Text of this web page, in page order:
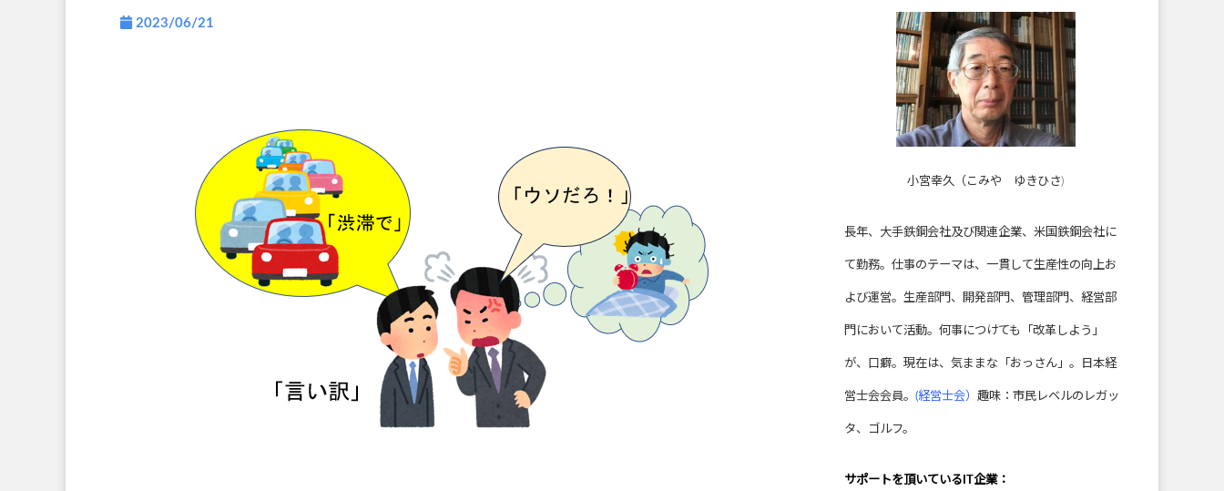
2023/06/21
小宮幸久（こみや ゆきひさ)
長年、大手鉄鋼会社及び関連企業、米国鉄鋼会社に
て勤務。仕事のテーマは、一貫して生産性の向上お
よび運営。生産部門、開発部門、管理部門、経営部
門において活動。何事につけても「改革しよう」
が、口癖。現在は、気ままな「おっさん」。日本経
営士会会員。 (経営士会） 趣味：市民レベルのレガッ
タ、ゴルフ。
サポートを頂いている IT企業：